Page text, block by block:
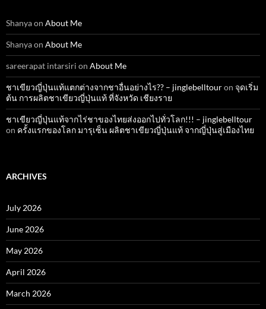
Shanyaon About Me
Shanyaon About Me
sareerapat intarsiri on About Me
ชาเขียวญี่ปุ่นแท้แตกต่างจากชาอื่นอย่างไร?? – jinglebelltouron จุดเริ่ม
ต้น การผลิตชาเขียวญี่ปุ่นแท้ ที่จังหวัด เชียงราย
ชาเขียวญี่ปุ่นแท้จากไร่ชาของไทยส่งออกไปทั่วโลก!!! – jinglebelltour
on ครั้งแรกของโลก มารุเซ็น ผลิตชาเขียวญี่ปุ่นแท้ จากญี่ปุ่นสู่เมืองไทย
ARCHIVES
July 2026
June 2026
May 2026
April 2026
March 2026